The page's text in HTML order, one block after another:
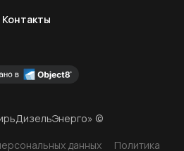
Контакты
©
данных
Политика